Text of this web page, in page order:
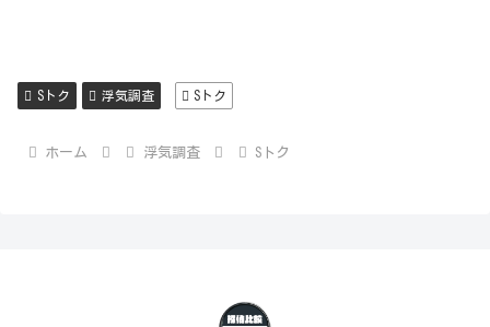
Sトク 浮気調査 Sトク
ホーム 浮気調査 Sトク